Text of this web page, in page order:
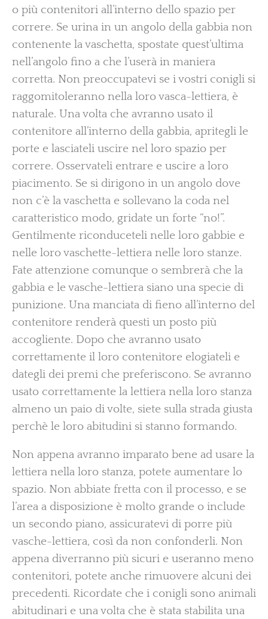
o più contenitori all’interno dello spazio per
correre. Se urina in un angolo della gabbia non
contenente la vaschetta, spostate quest’ultima
nell’angolo fino a che l’userà in maniera
corretta. Non preoccupatevi se i vostri conigli si
raggomitoleranno nella loro vasca-lettiera, è
naturale. Una volta che avranno usato il
contenitore all’interno della gabbia, apritegli le
porte e lasciateli uscire nel loro spazio per
correre. Osservateli entrare e uscire a loro
piacimento. Se si dirigono in un angolo dove
non c’è la vaschetta e sollevano la coda nel
caratteristico modo, gridate un forte “no!”.
Gentilmente riconduceteli nelle loro gabbie e
nelle loro vaschette-lettiera nelle loro stanze.
Fate attenzione comunque o sembrerà che la
gabbia e le vasche-lettiera siano una specie di
punizione. Una manciata di fieno all’interno del
contenitore renderà questi un posto più
accogliente. Dopo che avranno usato
correttamente il loro contenitore elogiateli e
dategli dei premi che preferiscono. Se avranno
usato correttamente la lettiera nella loro stanza
almeno un paio di volte, siete sulla strada giusta
perchè le loro abitudini si stanno formando.
Non appena avranno imparato bene ad usare la
lettiera nella loro stanza, potete aumentare lo
spazio. Non abbiate fretta con il processo, e se
l’area a disposizione è molto grande o include
un secondo piano, assicuratevi di porre più
vasche-lettiera, così da non confonderli. Non
appena diverranno più sicuri e useranno meno
contenitori, potete anche rimuovere alcuni dei
precedenti. Ricordate che i conigli sono animali
abitudinari e una volta che è stata stabilita una